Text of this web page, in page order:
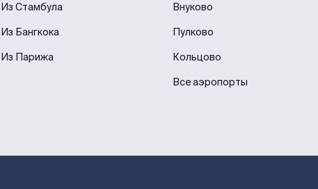
Из Стамбула
Из Бангкока
Из Парижа
Внуково
Пулково
Кольцово
Все аэропорты